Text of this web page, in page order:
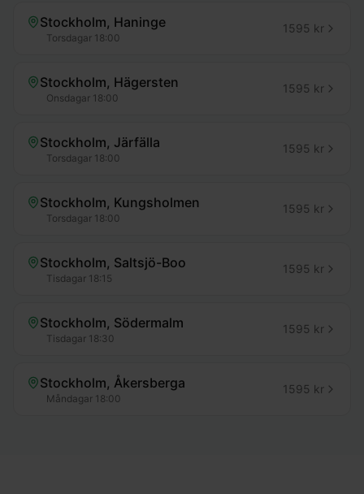
Stockholm, Haninge
Torsdagar 18:00
1595 kr
Stockholm, Hägersten
Onsdagar 18:00
1595 kr
Stockholm, Järfälla
Torsdagar 18:00
1595 kr
Stockholm, Kungsholmen
Torsdagar 18:00
1595 kr
Stockholm, Saltsjö-Boo
Tisdagar 18:15
1595 kr
Stockholm, Södermalm
Tisdagar 18:30
1595 kr
Stockholm, Åkersberga
Måndagar 18:00
1595 kr